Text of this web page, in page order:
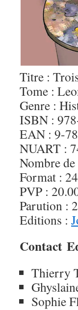
Titre :
Tome :
Genre :
ISBN :
EAN : 9-
NUART :
Nombre de
Format :
PVP :
Parution :
Editions :
Contact
Thierry
Sophie